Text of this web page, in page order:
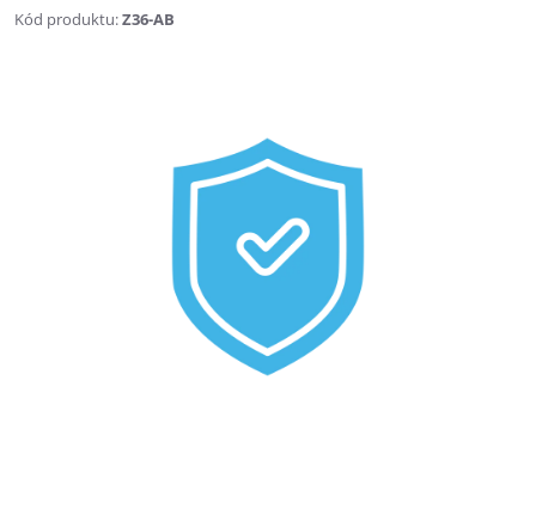
Kód produktu:Z36-AB